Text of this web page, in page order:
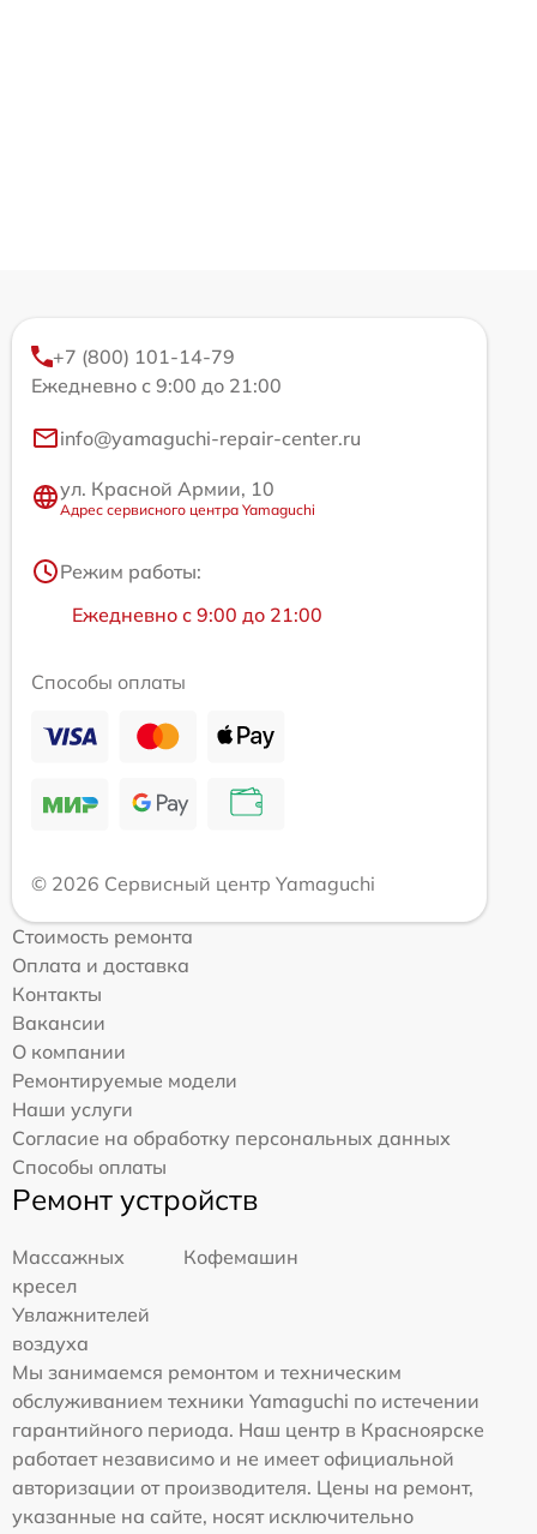
+7 (800) 101-14-79
Ежедневно с 9:00 до 21:00
info@yamaguchi-repair-center.ru
ул. Красной Армии, 10
Адрес сервисного центра Yamaguchi
Режим работы:
Ежедневно с 9:00 до 21:00
Способы оплаты
© 2026 Сервисный центр Yamaguchi
Стоимость ремонта
Оплата и доставка
Контакты
Вакансии
О компании
Ремонтируемые модели
Наши услуги
Согласие на обработку персональных данных
Способы оплаты
Ремонт устройств
Массажных
кресел
Кофемашин
Увлажнителей
воздуха
Мы занимаемся ремонтом и техническим
обслуживанием техники Yamaguchi по истечении
гарантийного периода. Наш центр в Красноярске
работает независимо и не имеет официальной
авторизации от производителя. Цены на ремонт,
указанные на сайте, носят исключительно